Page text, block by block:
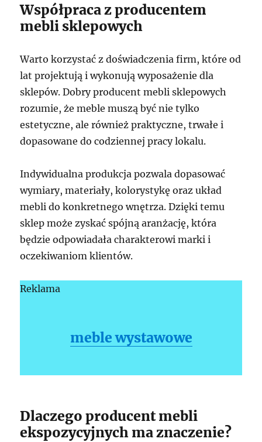
Współpraca z producentem
mebli sklepowych
Warto korzystać z doświadczenia firm, które od
lat projektują i wykonują wyposażenie dla
sklepów. Dobry producent mebli sklepowych
rozumie, że meble muszą być nie tylko
estetyczne, ale również praktyczne, trwałe i
dopasowane do codziennej pracy lokalu.
Indywidualna produkcja pozwala dopasować
wymiary, materiały, kolorystykę oraz układ
mebli do konkretnego wnętrza. Dzięki temu
sklep może zyskać spójną aranżację, która
będzie odpowiadała charakterowi marki i
oczekiwaniom klientów.
Reklama
meble wystawowe
Dlaczego producent mebli
ekspozycyjnych ma znaczenie?